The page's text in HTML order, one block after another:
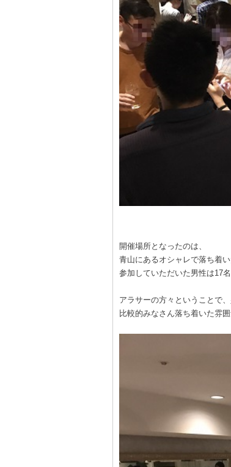
開催場所となったのは、
青山にあるオシャレで落ち着
参加していただいた男性は17
アラサーの方々ということで
比較的みなさん落ち着いた雰